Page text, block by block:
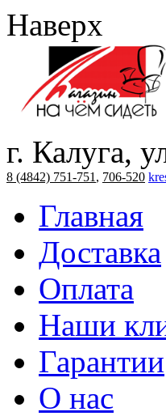
Наверх
г. Калуга,
8 (4842) 751-751 , 706-520
Главная
Доставка
Оплата
Наши
Гарантии
О нас